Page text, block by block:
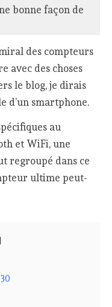
bonne façon de
des compteurs
avec des choses
le blog, je dirais
d’un smartphone.
au
et WiFi, une
regroupé dans ce
ultime peut-